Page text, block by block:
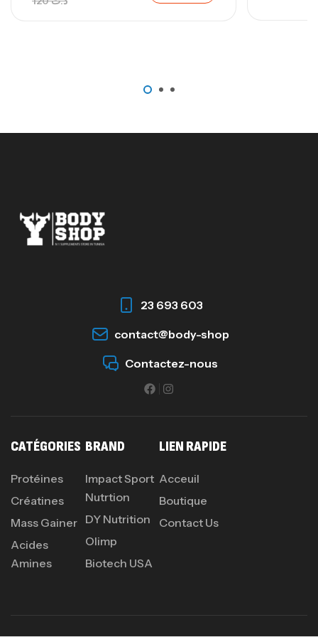
23 693 603
contact@body-shop
Contactez-nous
CATÉGORIES
Protéines
Créatines
Mass Gainer
Acides
Amines
BRAND
Impact Sport
Nutrtion
DY Nutrition
Olimp
Biotech USA
LIEN RAPIDE
Acceuil
Boutique
Contact Us